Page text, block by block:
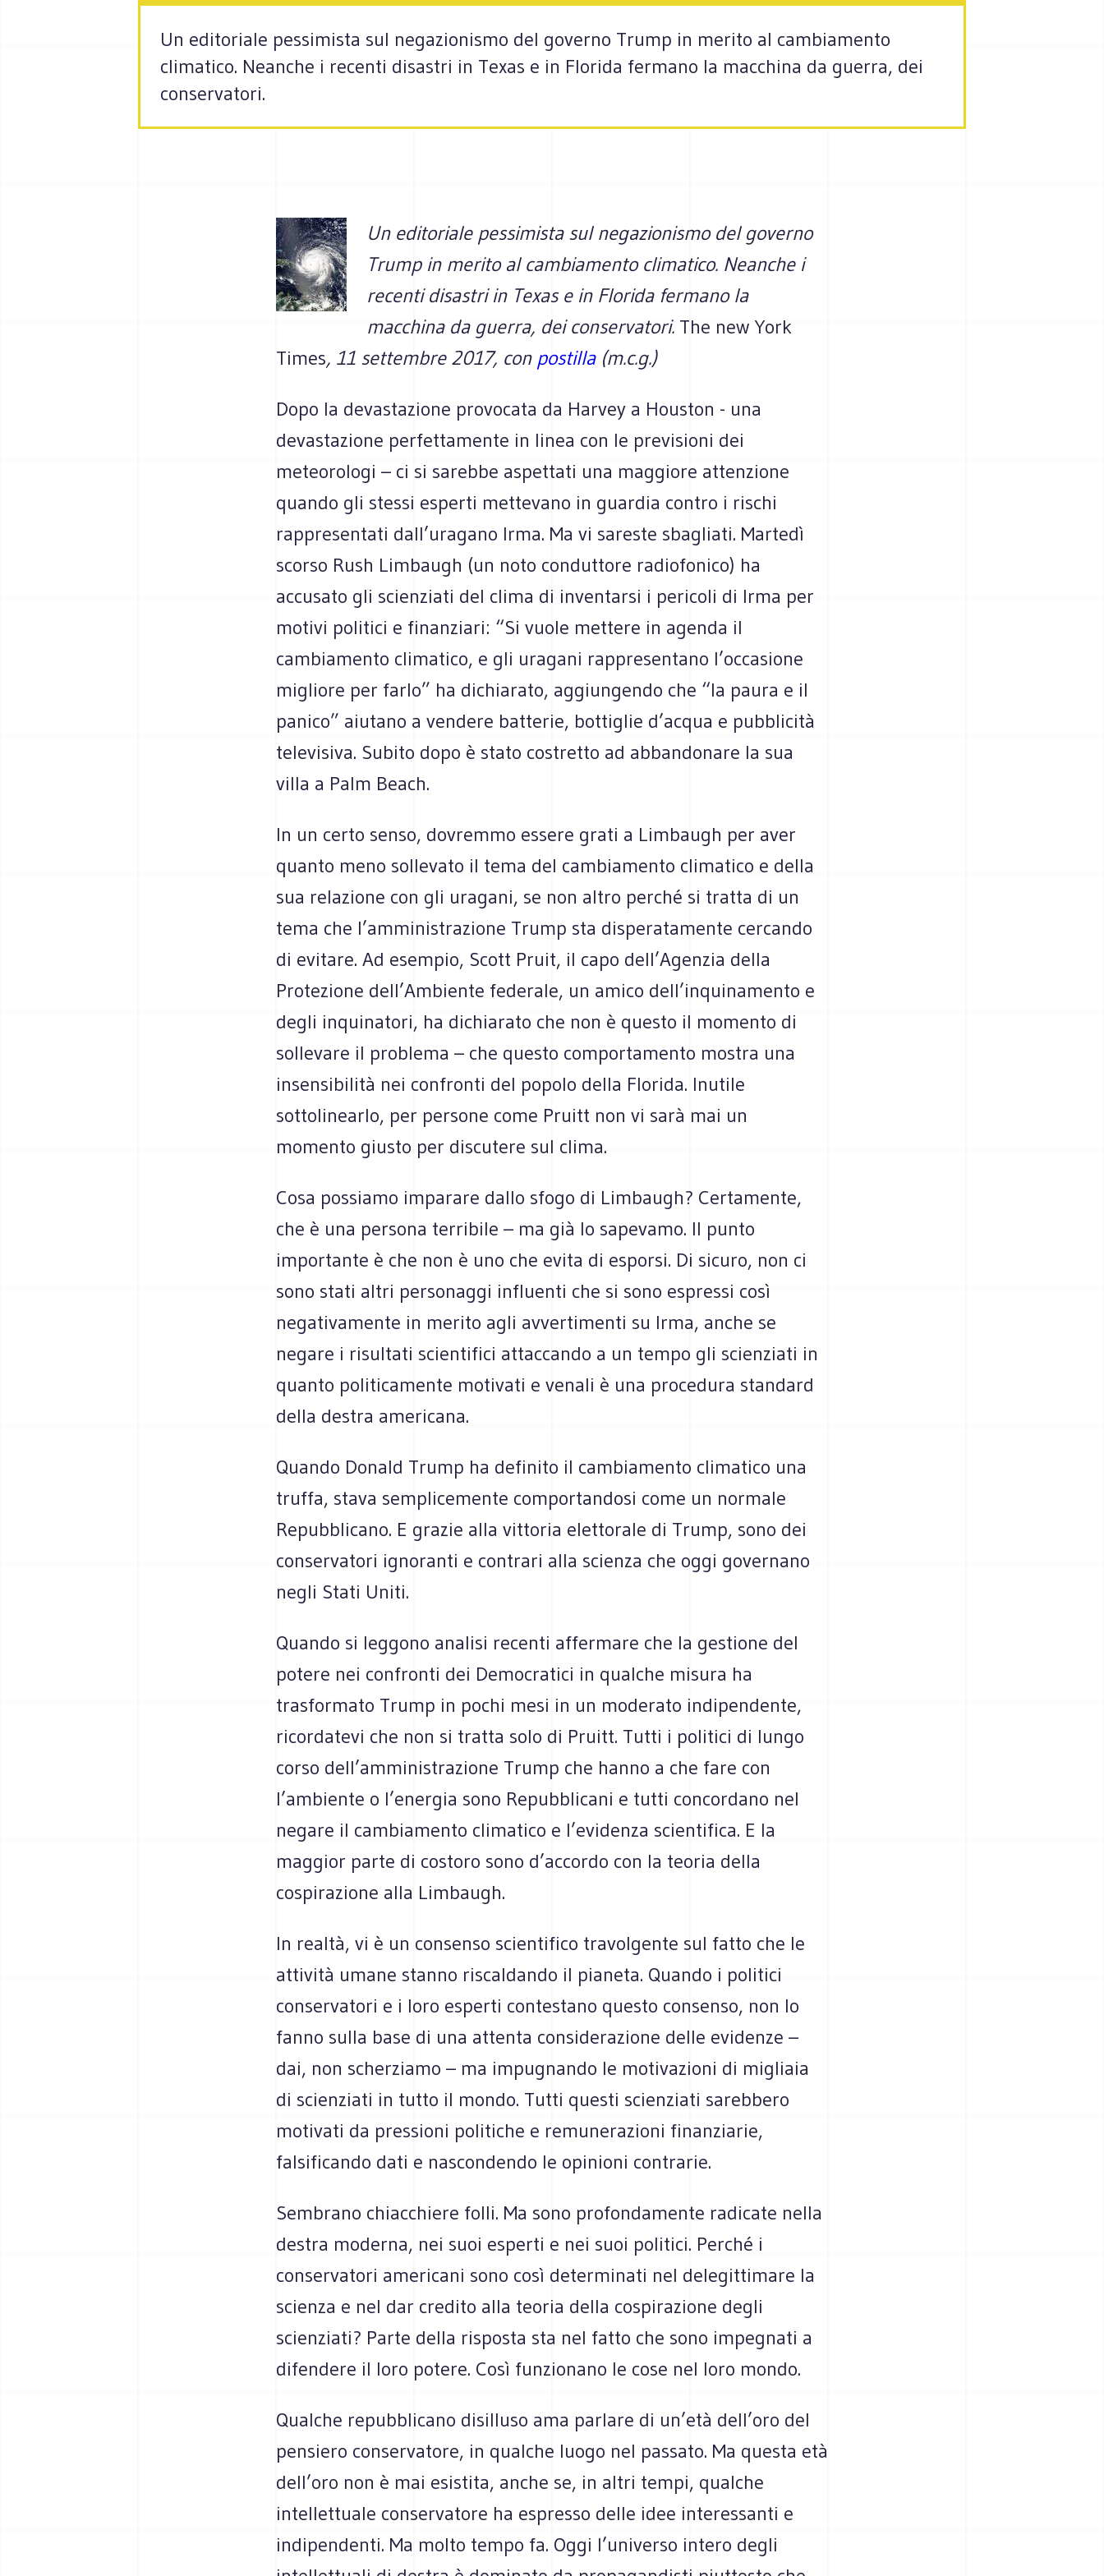
Un editoriale pessimista sul negazionismo del governo Trump in merito al cambiamento
climatico. Neanche i recenti disastri in Texas e in Florida fermano la macchina da guerra, dei
conservatori.
Un editoriale pessimista sul negazionismo del governo
Trump in merito al cambiamento climatico. Neanche i
recenti disastri in Texas e in Florida fermano la
macchina da guerra, dei conservatori. The new York
Times, 11 settembre 2017, con postilla(m.c.g.)
Dopo la devastazione provocata da Harvey a Houston - una
devastazione perfettamente in linea con le previsioni dei
meteorologi – ci si sarebbe aspettati una maggiore attenzione
quando gli stessi esperti mettevano in guardia contro i rischi
rappresentati dall’uragano Irma. Ma vi sareste sbagliati. Martedì
scorso Rush Limbaugh (un noto conduttore radiofonico) ha
accusato gli scienziati del clima di inventarsi i pericoli di Irma per
motivi politici e finanziari: “Si vuole mettere in agenda il
cambiamento climatico, e gli uragani rappresentano l’occasione
migliore per farlo” ha dichiarato, aggiungendo che “la paura e il
panico” aiutano a vendere batterie, bottiglie d’acqua e pubblicità
televisiva. Subito dopo è stato costretto ad abbandonare la sua
villa a Palm Beach.
In un certo senso, dovremmo essere grati a Limbaugh per aver
quanto meno sollevato il tema del cambiamento climatico e della
sua relazione con gli uragani, se non altro perché si tratta di un
tema che l’amministrazione Trump sta disperatamente cercando
di evitare. Ad esempio, Scott Pruit, il capo dell’Agenzia della
Protezione dell’Ambiente federale, un amico dell’inquinamento e
degli inquinatori, ha dichiarato che non è questo il momento di
sollevare il problema – che questo comportamento mostra una
insensibilità nei confronti del popolo della Florida. Inutile
sottolinearlo, per persone come Pruitt non vi sarà mai un
momento giusto per discutere sul clima.
Cosa possiamo imparare dallo sfogo di Limbaugh? Certamente,
che è una persona terribile – ma già lo sapevamo. Il punto
importante è che non è uno che evita di esporsi. Di sicuro, non ci
sono stati altri personaggi influenti che si sono espressi così
negativamente in merito agli avvertimenti su Irma, anche se
negare i risultati scientifici attaccando a un tempo gli scienziati in
quanto politicamente motivati e venali è una procedura standard
della destra americana.
Quando Donald Trump ha definito il cambiamento climatico una
truffa, stava semplicemente comportandosi come un normale
Repubblicano. E grazie alla vittoria elettorale di Trump, sono dei
conservatori ignoranti e contrari alla scienza che oggi governano
negli Stati Uniti.
Quando si leggono analisi recenti affermare che la gestione del
potere nei confronti dei Democratici in qualche misura ha
trasformato Trump in pochi mesi in un moderato indipendente,
ricordatevi che non si tratta solo di Pruitt. Tutti i politici di lungo
corso dell’amministrazione Trump che hanno a che fare con
l’ambiente o l’energia sono Repubblicani e tutti concordano nel
negare il cambiamento climatico e l’evidenza scientifica. E la
maggior parte di costoro sono d’accordo con la teoria della
cospirazione alla Limbaugh.
In realtà, vi è un consenso scientifico travolgente sul fatto che le
attività umane stanno riscaldando il pianeta. Quando i politici
conservatori e i loro esperti contestano questo consenso, non lo
fanno sulla base di una attenta considerazione delle evidenze –
dai, non scherziamo – ma impugnando le motivazioni di migliaia
di scienziati in tutto il mondo. Tutti questi scienziati sarebbero
motivati da pressioni politiche e remunerazioni finanziarie,
falsificando dati e nascondendo le opinioni contrarie.
Sembrano chiacchiere folli. Ma sono profondamente radicate nella
destra moderna, nei suoi esperti e nei suoi politici. Perché i
conservatori americani sono così determinati nel delegittimare la
scienza e nel dar credito alla teoria della cospirazione degli
scienziati? Parte della risposta sta nel fatto che sono impegnati a
difendere il loro potere. Così funzionano le cose nel loro mondo.
Qualche repubblicano disilluso ama parlare di un’età dell’oro del
pensiero conservatore, in qualche luogo nel passato. Ma questa età
dell’oro non è mai esistita, anche se, in altri tempi, qualche
intellettuale conservatore ha espresso delle idee interessanti e
indipendenti. Ma molto tempo fa. Oggi l’universo intero degli